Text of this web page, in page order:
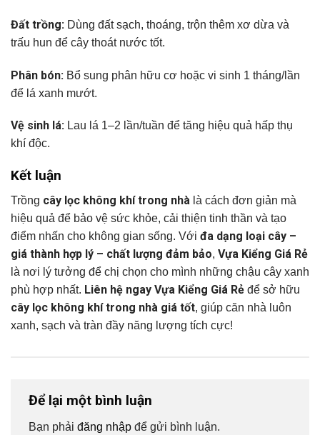
Đất trồng: Dùng đất sạch, thoáng, trộn thêm xơ dừa và
trấu hun để cây thoát nước tốt.
Phân bón: Bổ sung phân hữu cơ hoặc vi sinh 1 tháng/lần
để lá xanh mướt.
Vệ sinh lá: Lau lá 1–2 lần/tuần để tăng hiệu quả hấp thụ
khí độc.
Kết luận
Trồng cây lọc không khí trong nhà là cách đơn giản mà
hiệu quả để bảo vệ sức khỏe, cải thiện tinh thần và tạo
điểm nhấn cho không gian sống. Với đa dạng loại cây –
giá thành hợp lý – chất lượng đảm bảo, Vựa Kiểng Giá Rẻ
là nơi lý tưởng để chị chọn cho mình những chậu cây xanh
phù hợp nhất. Liên hệ ngay Vựa Kiểng Giá Rẻ để sở hữu
cây lọc không khí trong nhà giá tốt, giúp căn nhà luôn
xanh, sạch và tràn đầy năng lượng tích cực!
Để lại một bình luận
Bạn phải đăng nhập để gửi bình luận.